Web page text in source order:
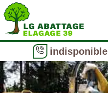
indisponible